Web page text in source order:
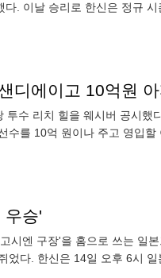
. 이날 승리로 한신은 정규 시
디에이고 10억원
투수 리치 힐을 웨시버 공시했
를 10억 원이나 주고 영입할
우승'
시엔 구장'을 홈으로 쓰는 일
다. 한신은 14일 오후 6시 일